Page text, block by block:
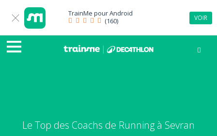
TrainMe pourAndroid
(160)
VOIR
Le Top des Coachs de Running à Sevran